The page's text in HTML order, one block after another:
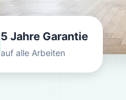
5 Jahre Garantie
auf alle Arbeiten